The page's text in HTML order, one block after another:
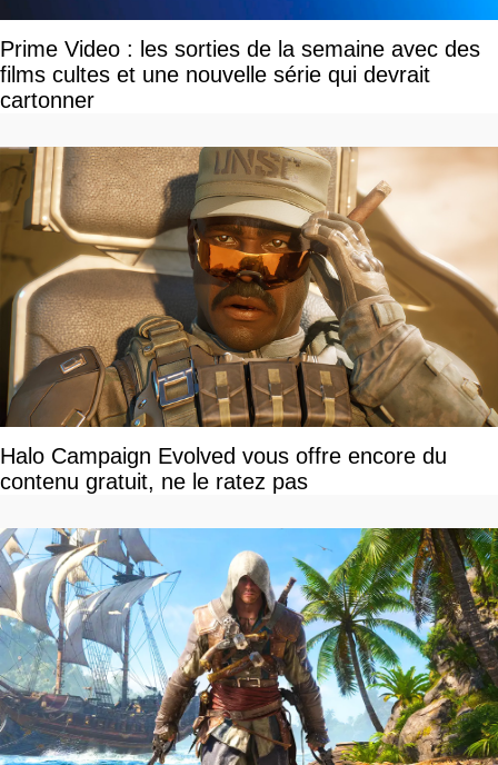
Prime Video : les sorties de la semaine avec des
films cultes et une nouvelle série qui devrait
cartonner
Halo Campaign Evolved vous offre encore du
contenu gratuit, ne le ratez pas